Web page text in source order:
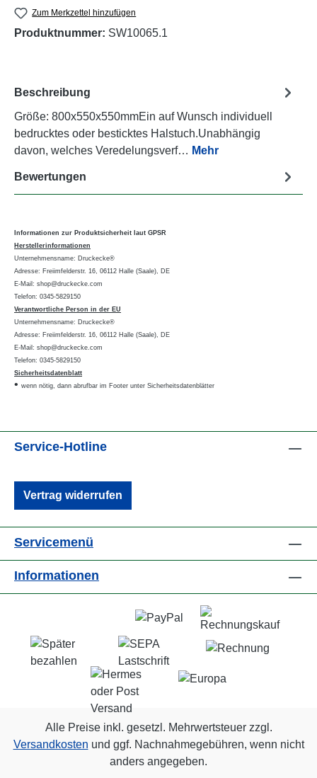
Zum Merkzettel hinzufügen
Produktnummer: SW10065.1
Beschreibung
Größe: 800x550x550mmEin auf Wunsch individuell
bedrucktes oder besticktes Halstuch.Unabhängig
davon, welches Veredelungsverf… Mehr
Bewertungen
Informationen zur Produktsicherheit laut GPSR
Herstellerinformationen
Unternehmensname: Druckecke®
Adresse: Freiimfelderstr. 16, 06112 Halle (Saale), DE
E-Mail: shop@druckecke.com
Telefon: 0345-5829150
Verantwortliche Person in der EU
Unternehmensname: Druckecke®
Adresse: Freiimfelderstr. 16, 06112 Halle (Saale), DE
E-Mail: shop@druckecke.com
Telefon: 0345-5829150
Sicherheitsdatenblatt
• wenn nötig, dann abrufbar im Footer unter Sicherheitsdatenblätter
Service-Hotline
Vertrag widerrufen
Servicemenü
Informationen
Alle Preise inkl. gesetzl. Mehrwertsteuer zzgl.
Versandkosten und ggf. Nachnahmegebühren, wenn nicht
anders angegeben.